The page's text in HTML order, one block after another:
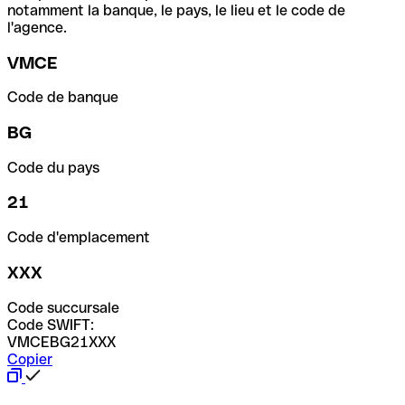
notamment la banque, le pays, le lieu et le code de
l'agence.
VMCE
Code de banque
BG
Code du pays
21
Code d'emplacement
XXX
Code succursale
Code SWIFT:
VMCEBG21XXX
Copier